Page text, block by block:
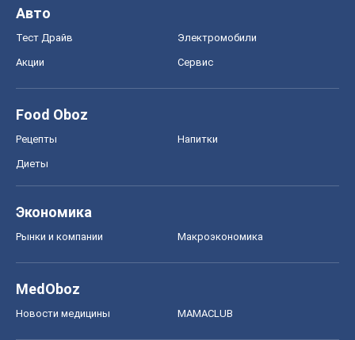
Авто
Тест Драйв Электромобили
Акции Сервис
Food Oboz
Рецепты Напитки
Диеты
Экономика
Рынки и компании Mакроэкономика
MedOboz
Новости медицины MAMACLUB